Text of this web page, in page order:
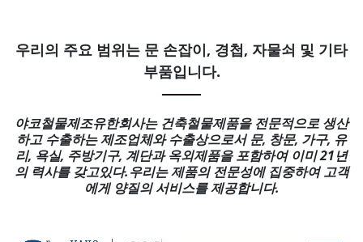
우리의 주요 범위는 문 손잡이, 경첩, 자물쇠 및 기타
부품입니다.
야코철물제조유한회사는 건축철물제품을 전문적으로 생산
하고 수출하는 제조업체와 수출상으로서 문, 창문, 가구, 유
리, 욕실, 주방기구, 계단과 옥외제품을 포함하여 이미 21년
의 력사를 갖고있다.우리는 제품의 전문성에 집중하여 고객
에게 양질의 서비스를 제공합니다.